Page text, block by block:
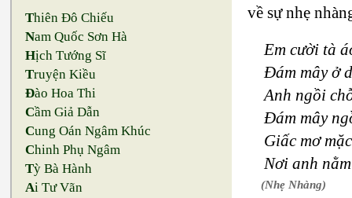
Thiên Đô Chiếu
Nam Quốc Sơn Hà
Hịch Tướng Sĩ
Truyện Kiều
Đào Hoa Thi
Cầm Giả Dẫn
Cung Oán Ngâm Khúc
Chinh Phụ Ngâm
Tỳ Bà Hành
Ai Tư Vãn
về sự nhẹ
Em cười tà
Đám mây ở
Anh ngồi
Đám mây
Giấc mơ
Nơi anh
(Nhẹ Nhàng)